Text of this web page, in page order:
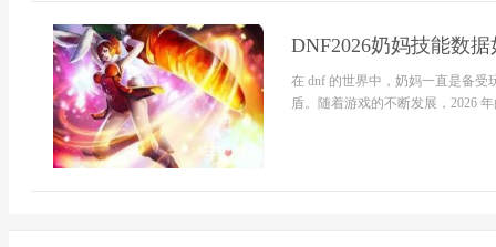
DNF2026奶妈技能数
在 dnf 的世界中，奶妈一直是备
盾。随着游戏的不断发展，2026